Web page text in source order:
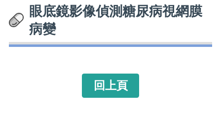
眼底鏡影像偵測糖尿病視網膜
病變
回上頁